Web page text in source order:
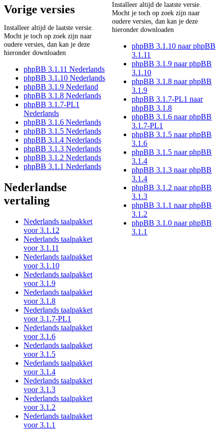
Vorige versies
Installeer altijd de laatste versie.
Mocht je toch op zoek zijn naar
oudere versies, dan kan je deze
hieronder downloaden
phpBB 3.1.11 Nederlands
phpBB 3.1.10 Nederlands
phpBB 3.1.9 Nederland
phpBB 3.1.8 Nederlands
phpBB 3.1.7-PL1
Nederlands
phpBB 3.1.6 Nederlands
phpBB 3.1.5 Nederlands
phpBB 3.1.4 Nederlands
phpBB 3.1.3 Nederlands
phpBB 3.1.2 Nederlands
phpBB 3.1.1 Nederlands
Nederlandse
vertaling
Nederlands taalpakket
voor 3.1.12
Nederlands taalpakket
voor 3.1.11
Nederlands taalpakket
voor 3.1.10
Nederlands taalpakket
voor 3.1.9
Nederlands taalpakket
voor 3.1.8
Nederlands taalpakket
voor 3.1.7-PL1
Nederlands taalpakket
voor 3.1.6
Nederlands taalpakket
voor 3.1.5
Nederlands taalpakket
voor 3.1.4
Nederlands taalpakket
voor 3.1.3
Nederlands taalpakket
voor 3.1.2
Nederlands taalpakket
voor 3.1.1
Installeer altijd de laatste versie.
Mocht je toch op zoek zijn naar
oudere versies, dan kan je deze
hieronder downloaden
phpBB 3.1.10 naar phpBB
3.1.11
phpBB 3.1.9 naar phpBB
3.1.10
phpBB 3.1.8 naar phpBB
3.1.9
phpBB 3.1.7-PL1 naar
phpBB 3.1.8
phpBB 3.1.6 naar phpBB
3.1.7-PL1
phpBB 3.1.5 naar phpBB
3.1.6
phpBB 3.1.5 naar phpBB
3.1.4
phpBB 3.1.3 naar phpBB
3.1.4
phpBB 3.1.2 naar phpBB
3.1.3
phpBB 3.1.1 naar phpBB
3.1.2
phpBB 3.1.0 naar phpBB
3.1.1